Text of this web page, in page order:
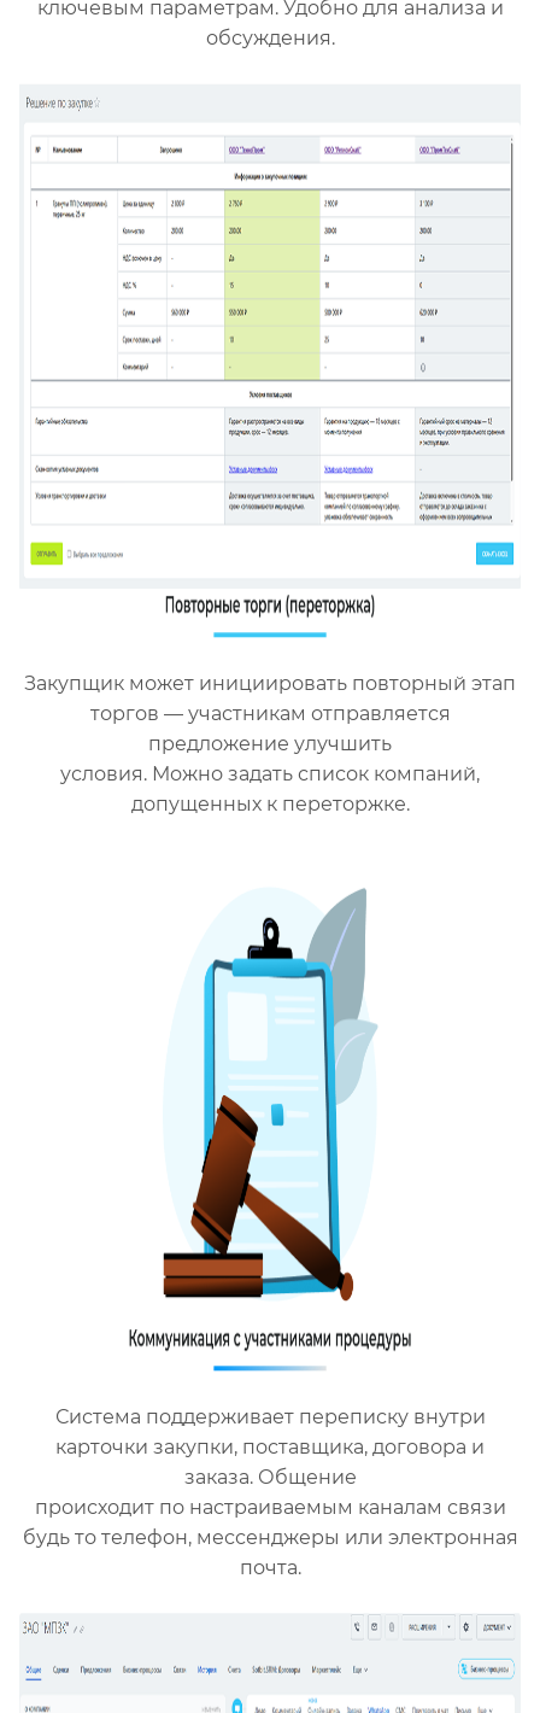
ключевым параметрам. Удобно для анализа и
обсуждения.
Закупщик может инициировать повторный этап
торгов — участникам отправляется
предложение улучшить
условия. Можно задать список компаний,
допущенных к переторжке.
Система поддерживает переписку внутри
карточки закупки, поставщика, договора и
заказа. Общение
происходит по настраиваемым каналам связи
будь то телефон, мессенджеры или электронная
почта.